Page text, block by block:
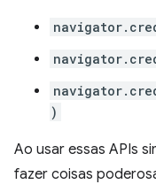
)
Ao usar essas APIs
fazer coisas